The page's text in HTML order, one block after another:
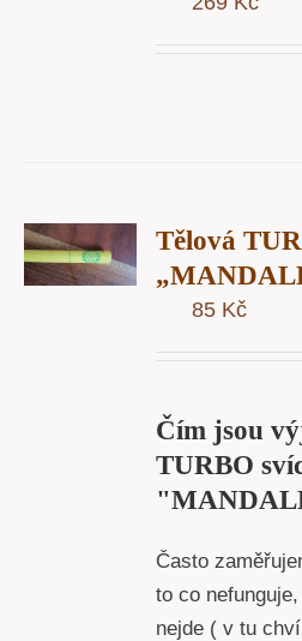
Tělová
85 Kč
Čím jsou
TURBO
Často
to co
nejde ( v tu